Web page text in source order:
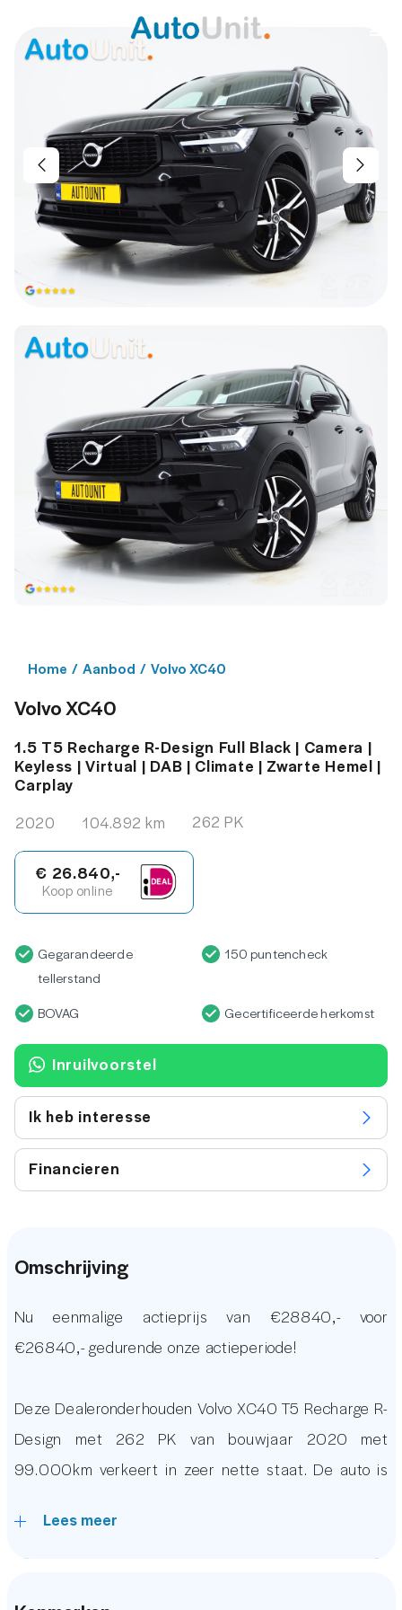
Home / Aanbod / Volvo XC40
Volvo XC40
1.5 T5 Recharge R-Design Full Black | Camera |
Keyless | Virtual | DAB | Climate | Zwarte Hemel |
Carplay
2020
104.892 km 262 PK
€ 26.840,-
Koop online
Gegarandeerde
tellerstand
150 puntencheck
BOVAG Gecertificeerde herkomst
Inruilvoorstel
Ik heb interesse
Financieren
Omschrijving
Nu eenmalige actieprijs van €28840,- voor
€26840,- gedurende onze actieperiode!
Deze Dealeronderhouden Volvo XC40 T5 Recharge R-
Design met 262 PK van bouwjaar 2020 met
99.000km verkeert in zeer nette staat. De auto is
Origineel Volvo Grootbeeld Audio Navigatie Systeem
met Apple Carplay en Android Auto, DAB Radio,
Lees meer